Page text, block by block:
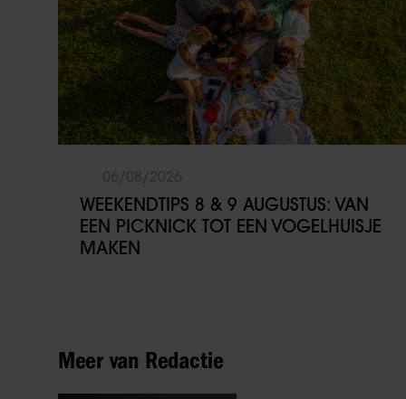
WEEKENDTIPS 8 & 9 AUGUSTUS: VAN
EEN PICKNICK TOT EEN VOGELHUISJE
MAKEN
Meer van Redactie